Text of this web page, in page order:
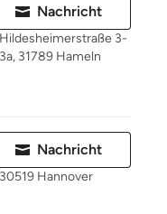
Nachricht
Hildesheimerstraße 3-
3a, 31789 Hameln
Nachricht
30519 Hannover